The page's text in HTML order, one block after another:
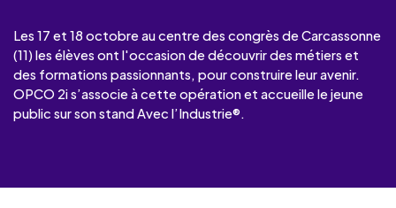
Les 17 et 18 octobre au centre des congrès de Carcassonne
(11) les élèves ont l'occasion de découvrir des métiers et
des formations passionnants, pour construire leur avenir.
OPCO 2i s’associe à cette opération et accueille le jeune
public sur son stand Avec l’Industrie®.